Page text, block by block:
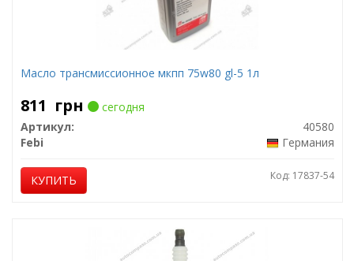
Масло трансмиссионное мкпп 75w80 gl-5 1л
811 грн
сегодня
Артикул:
40580
Febi
Германия
КУПИТЬ Код: 17837-54